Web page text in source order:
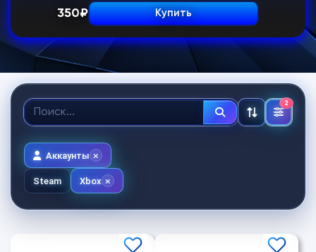
350₽ Купить
2
Аккаунты
Steam Xbox